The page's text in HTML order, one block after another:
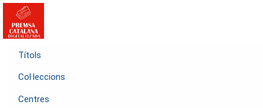
Títols
Col·leccions
Centres